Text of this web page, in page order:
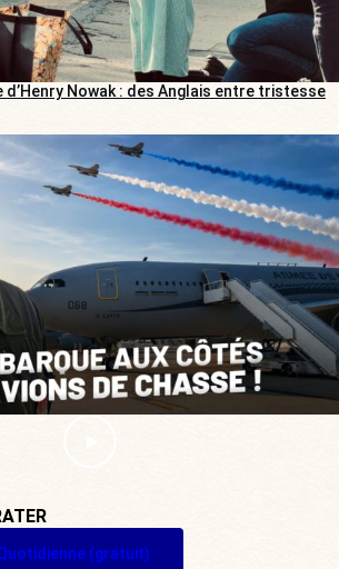
d’Henry Nowak : des Anglais entre tristesse
(gratuit)